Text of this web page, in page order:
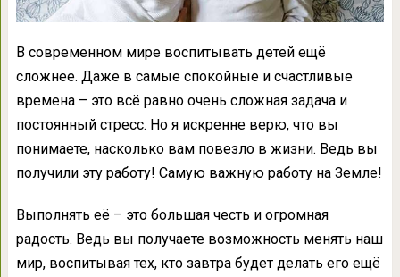
В современном мире воспитывать детей ещё
сложнее. Даже в самые спокойные и счастливые
времена – это всё равно очень сложная задача и
постоянный стресс. Но я искренне верю, что вы
понимаете, насколько вам повезло в жизни. Ведь вы
получили эту работу! Самую важную работу на Земле!
Выполнять её – это большая честь и огромная
радость. Ведь вы получаете возможность менять наш
мир, воспитывая тех, кто завтра будет делать его ещё